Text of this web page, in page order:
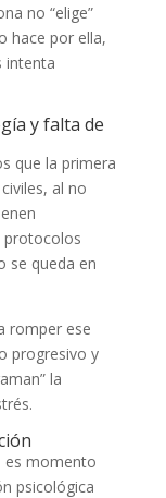
no “elige”
hace por ella,
intenta
y falta de
que la primera
al no
protocolos
se queda en
romper ese
progresivo y
la
es momento
psicológica